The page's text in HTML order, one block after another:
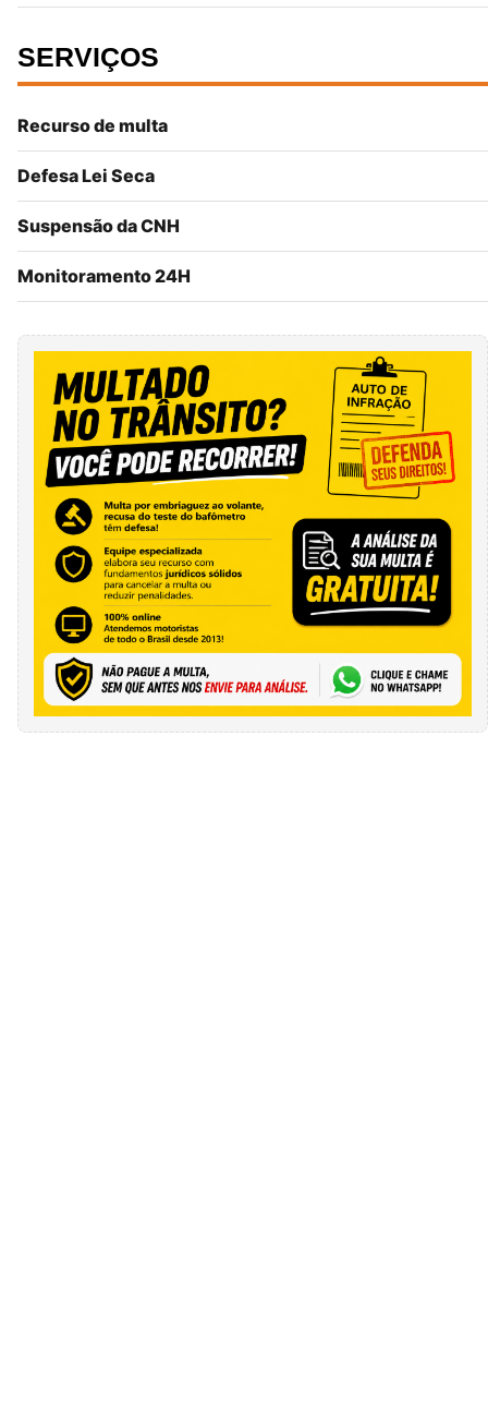
SERVIÇOS
Recurso de multa
Defesa Lei Seca
Suspensão da CNH
Monitoramento 24H